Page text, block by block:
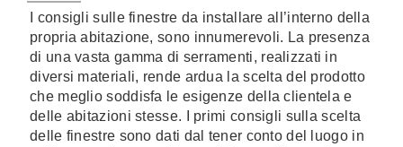
I consigli sulle finestre da installare all’interno della
propria abitazione, sono innumerevoli. La presenza
di una vasta gamma di serramenti, realizzati in
diversi materiali, rende ardua la scelta del prodotto
che meglio soddisfa le esigenze della clientela e
delle abitazioni stesse. I primi consigli sulla scelta
delle finestre sono dati dal tener conto del luogo in